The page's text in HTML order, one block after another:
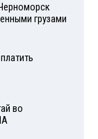
грузами
во